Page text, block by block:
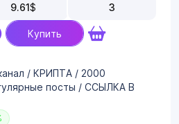
9.61$ 3
Купить
/ КРИПТА / 2000
посты / ССЫЛКА В